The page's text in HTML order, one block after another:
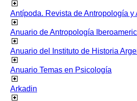
Antípoda. Revista de Antropología y
Anuario de Antropología
Anuario del Instituto de Historia
Anuario Temas en Psicología
Arkadin